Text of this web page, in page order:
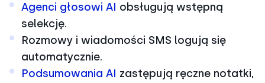
Agenci głosowi AI obsługują wstępną
selekcję.
Rozmowy i wiadomości SMS logują się
automatycznie.
Podsumowania AI zastępują ręczne notatki,